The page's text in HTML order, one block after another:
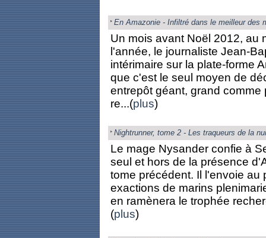
En Amazonie - Infiltré dans le meilleur des
Un mois avant Noël 2012, au
l'année, le journaliste Jean-
intérimaire sur la plate-forme
que c'est le seul moyen de
entrepôt géant, grand
re...(plus)
Nightrunner, tome 2 - Les traqueurs de la
Le mage Nysander confie à
seul et hors de la présence
tome précédent. Il l'envoie
exactions de marins
en ramènera le trophée
(plus)